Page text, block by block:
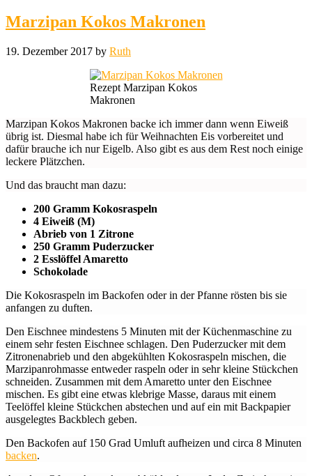
Marzipan Kokos Makronen
19. Dezember 2017 by Ruth
Rezept Marzipan Kokos
Makronen
Marzipan Kokos Makronen backe ich immer dann wenn Eiweiß
übrig ist. Diesmal habe ich für Weihnachten Eis vorbereitet und
dafür brauche ich nur Eigelb. Also gibt es aus dem Rest noch einige
leckere Plätzchen.
Und das braucht man dazu:
200 Gramm Kokosraspeln
4 Eiweiß (M)
Abrieb von 1 Zitrone
250 Gramm Puderzucker
2 Esslöffel Amaretto
Schokolade
Die Kokosraspeln im Backofen oder in der Pfanne rösten bis sie
anfangen zu duften.
Den Eischnee mindestens 5 Minuten mit der Küchenmaschine zu
einem sehr festen Eischnee schlagen. Den Puderzucker mit dem
Zitronenabrieb und den abgekühlten Kokosraspeln mischen, die
Marzipanrohmasse entweder raspeln oder in sehr kleine Stückchen
schneiden. Zusammen mit dem Amaretto unter den Eischnee
mischen. Es gibt eine etwas klebrige Masse, daraus mit einem
Teelöffel kleine Stückchen abstechen und auf ein mit Backpapier
ausgelegtes Backblech geben.
Den Backofen auf 150 Grad Umluft aufheizen und circa 8 Minuten
backen.